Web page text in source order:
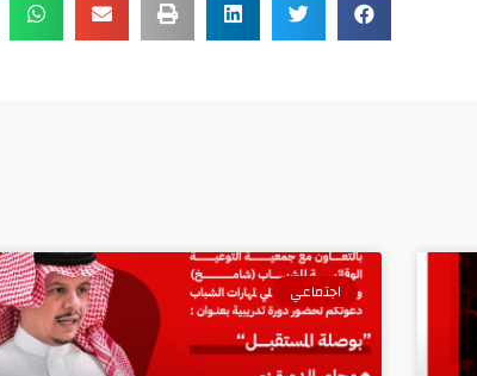
اجتماعي